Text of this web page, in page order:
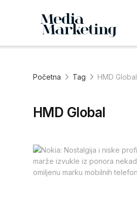
Početna Tag HMD Global
HMD Global